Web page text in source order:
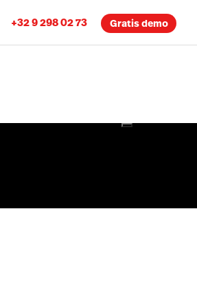
+32 9 298 02 73 Gratis demo